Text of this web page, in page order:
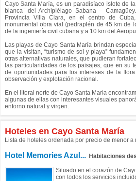
Cayo Santa María, es un paradisíaco islote de
blanca¨ del Archipiélago Sabana –
Provincia Villa Clara, en el centro de
monumental obra vial (pedraplén de 45 km de
de la ingeniería civil cubana y a 10 km del
Las playas de Cayo Santa María brindan
que la visitan, “turismo de sol y playa”
otras alternativas naturales, que pudieran
las particularidades de los paisajes, que en su
de oportunidades para los intereses de la
observación y explotación racional.
En el litoral norte de Cayo Santa María
algunas de ellas con interesantes visuales
entorno natural y virgen.
Hoteles en Cayo Santa María
Lista de hoteles ordenada por precio de menor a
Hotel Memories Azul...Habitaciones
Situado en el corazón de
con todos los servicios